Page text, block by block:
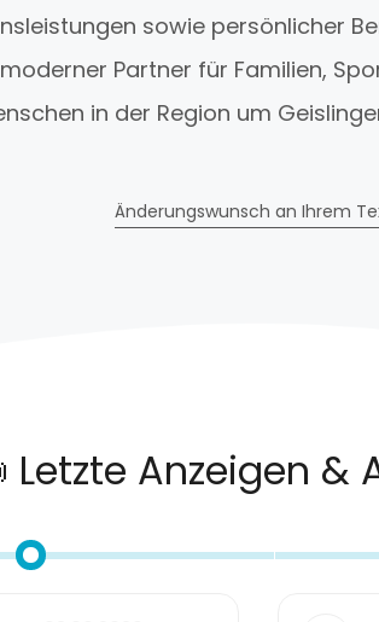
sowie persönlicher
Partner für Familien,
in der Region um
Änderungswunsch an Ihrem